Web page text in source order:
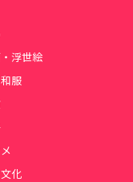
浮世絵
服
化